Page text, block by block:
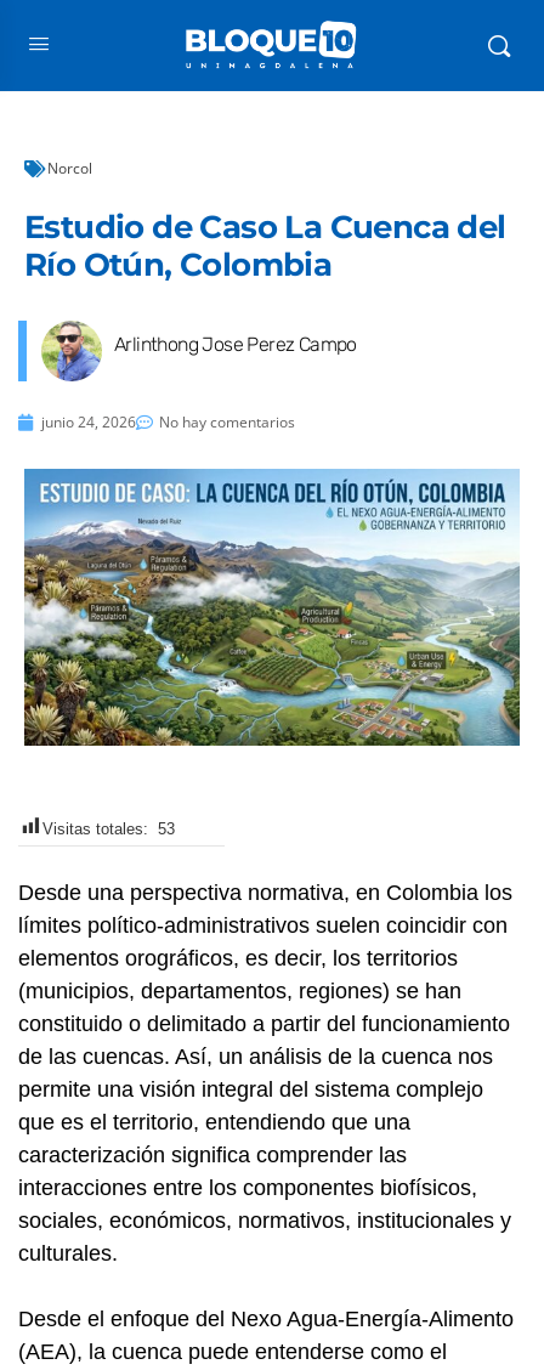
Norcol
Estudio de Caso La Cuenca del
Río Otún, Colombia
Arlinthong Jose Perez Campo
junio 24, 2026 No hay comentarios
Visitas totales: 53
Desde una perspectiva normativa, en Colombia los
límites político-administrativos suelen coincidir con
elementos orográficos, es decir, los territorios
(municipios, departamentos, regiones) se han
constituido o delimitado a partir del funcionamiento
de las cuencas. Así, un análisis de la cuenca nos
permite una visión integral del sistema complejo
que es el territorio, entendiendo que una
caracterización significa comprender las
interacciones entre los componentes biofísicos,
sociales, económicos, normativos, institucionales y
culturales.
Desde el enfoque del Nexo Agua-Energía-Alimento
(AEA), la cuenca puede entenderse como el